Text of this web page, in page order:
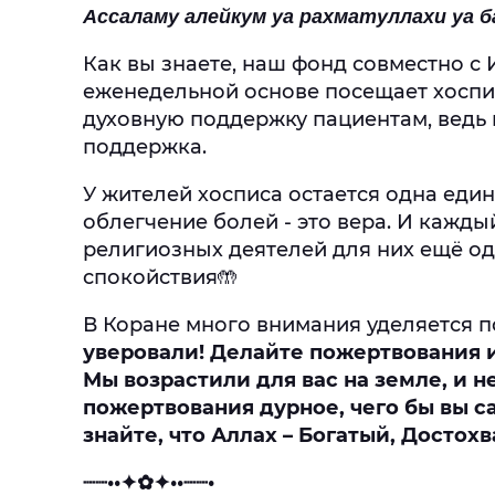
Ассаламу алейкум уа рахматуллахи
Как вы знаете, наш фонд совместно
еженедельной основе посещает
духовную поддержку пациентам,
поддержка.
У жителей хосписа остается одна
облегчение болей - это вера. И
религиозных деятелей для них ещё
спокойствия🤲
В Коране много внимания
уверовали! Делайте пожертвования
Мы возрастили для вас на земле, и
пожертвования дурное, чего бы вы
знайте, что Аллах – Богатый,
┈┈••✦✿✦••┈┈•